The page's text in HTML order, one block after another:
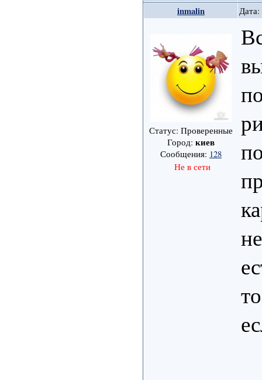
inmalin Дата:
Статус: Проверенные
Город: киев
Сообщения: 128
Не в сети